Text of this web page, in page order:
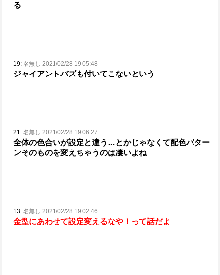
る
19: 名無し 2021/02/28 19:05:48
ジャイアントバズも付いてこないという
21: 名無し 2021/02/28 19:06:27
全体の色合いが設定と違う…とかじゃなくて配色パター
ンそのものを変えちゃうのは凄いよね
13: 名無し 2021/02/28 19:02:46
金型にあわせて設定変えるなや！って話だよ